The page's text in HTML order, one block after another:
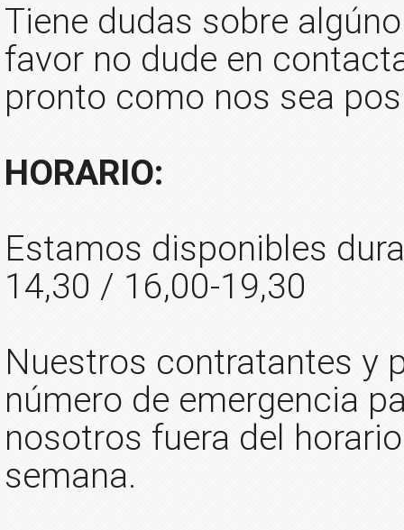
Tiene dudas sobre
favor no dude en
pronto como nos sea
HORARIO:
Estamos disponibles
14,30 / 16,00-19,30
Nuestros contratantes y
número de emergencia
nosotros fuera del
semana.